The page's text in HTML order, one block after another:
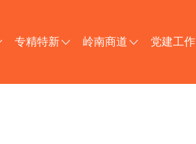
专精特新 岭南商道 党建工作